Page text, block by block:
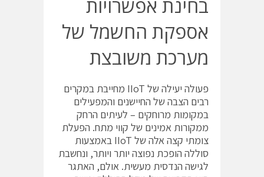
בחינת אפשרויות
אספקת החשמל של
מערכת משובצת
פעולה יעילה של ‎IIoT‎‏ מחייבת במקרים
רבים הצבה של החיישנים והמפעילים
במקומות מרוחקים – לעיתים הרחק
ממקורות אמינים של קווי מתח. הפעלת
צומתי קצה אלה של ‎IIoT‎‏ באמצעות
סוללה הופכת נפוצה יותר ויותר, ונחשבת
לגישה הנדסית מעשית. אולם, האתגר